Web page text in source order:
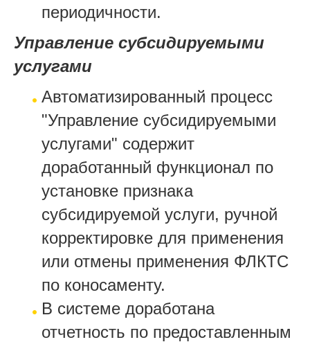
периодичности.
Управление субсидируемыми
услугами
Автоматизированный процесс
"Управление субсидируемыми
услугами" содержит
доработанный функционал по
установке признака
субсидируемой услуги, ручной
корректировке для применения
или отмены применения ФЛКТС
по коносаменту.
В системе доработана
отчетность по предоставленным